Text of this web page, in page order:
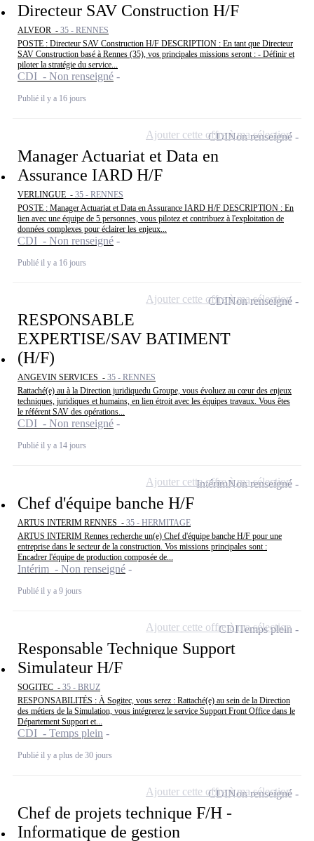
Directeur SAV Construction H/F
ALVEOR - 35 - RENNES
POSTE : Directeur SAV Construction H/F DESCRIPTION : En tant que Directeur
SAV Construction basé à Rennes (35), vos principales missions seront : - Définir et
piloter la stratégie du service...
CDI - Non renseigné
Publié il y a 16 jours
Manager Actuariat et Data en
Assurance IARD H/F
VERLINGUE - 35 - RENNES
POSTE : Manager Actuariat et Data en Assurance IARD H/F DESCRIPTION : En
lien avec une équipe de 5 personnes, vous pilotez et contribuez à l'exploitation de
données complexes pour éclairer les enjeux...
CDI - Non renseigné
Publié il y a 16 jours
CDINon renseigné
Ajouter cette offre à ma sélection
RESPONSABLE
EXPERTISE/SAV BATIMENT
(H/F)
ANGEVIN SERVICES - 35 - RENNES
Rattaché(e) au à la Direction juridiquedu Groupe, vous évoluez au cœur des enjeux
techniques, juridiques et humains, en lien étroit avec les équipes travaux. Vous êtes
le référent SAV des opérations...
CDI - Non renseigné
Publié il y a 14 jours
CDINon renseigné
Ajouter cette offre à ma sélection
Chef d'équipe banche H/F
ARTUS INTERIM RENNES - 35 - HERMITAGE
ARTUS INTERIM Rennes recherche un(e) Chef d'équipe banche H/F pour une
entreprise dans le secteur de la construction. Vos missions principales sont :
Encadrer l'équipe de production composée de...
Intérim - Non renseigné
Publié il y a 9 jours
IntérimNon renseigné
Ajouter cette offre à ma sélection
Responsable Technique Support
Simulateur H/F
SOGITEC - 35 - BRUZ
RESPONSABILITÉS : À Sogitec, vous serez : Rattaché(e) au sein de la Direction
des métiers de la Simulation, vous intégrerez le service Support Front Office dans le
Département Support et...
CDI - Temps plein
Publié il y a plus de 30 jours
CDITemps plein
Ajouter cette offre à ma sélection
Chef de projets technique F/H -
Informatique de gestion
CDINon renseigné
Ajouter cette offre à ma sélection